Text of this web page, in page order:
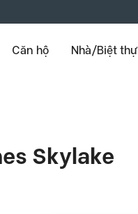
Căn hộ Nhà/Biệt thự
Skylake